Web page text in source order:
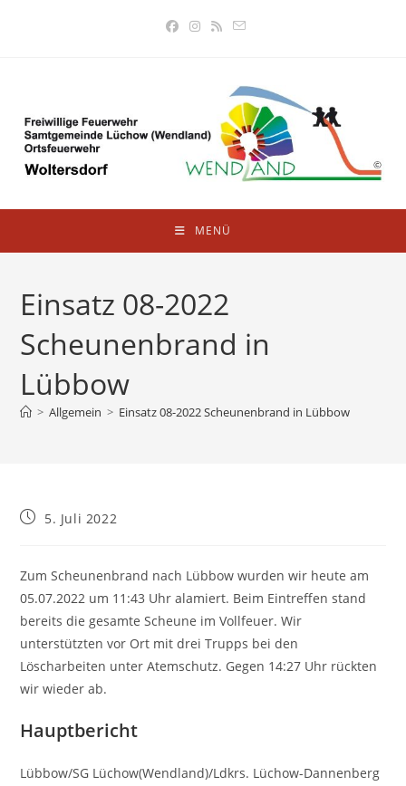
MENÜ
Einsatz 08-2022
Scheunenbrand in
Lübbow
> Allgemein > Einsatz 08-2022 Scheunenbrand in Lübbow
Beitrag5. Juli 2022
Zum Scheunenbrand nach Lübbow wurden wir heute am
05.07.2022 um 11:43 Uhr alamiert. Beim Eintreffen stand
bereits die gesamte Scheune im Vollfeuer. Wir
unterstützten vor Ort mit drei Trupps bei den
Löscharbeiten unter Atemschutz. Gegen 14:27 Uhr rückten
wir wieder ab.
Hauptbericht
Lübbow/SG Lüchow(Wendland)/Ldkrs. Lüchow-Dannenberg